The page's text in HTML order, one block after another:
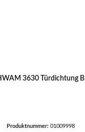
3630 Türdichtung B
Produktnummer: 01009998